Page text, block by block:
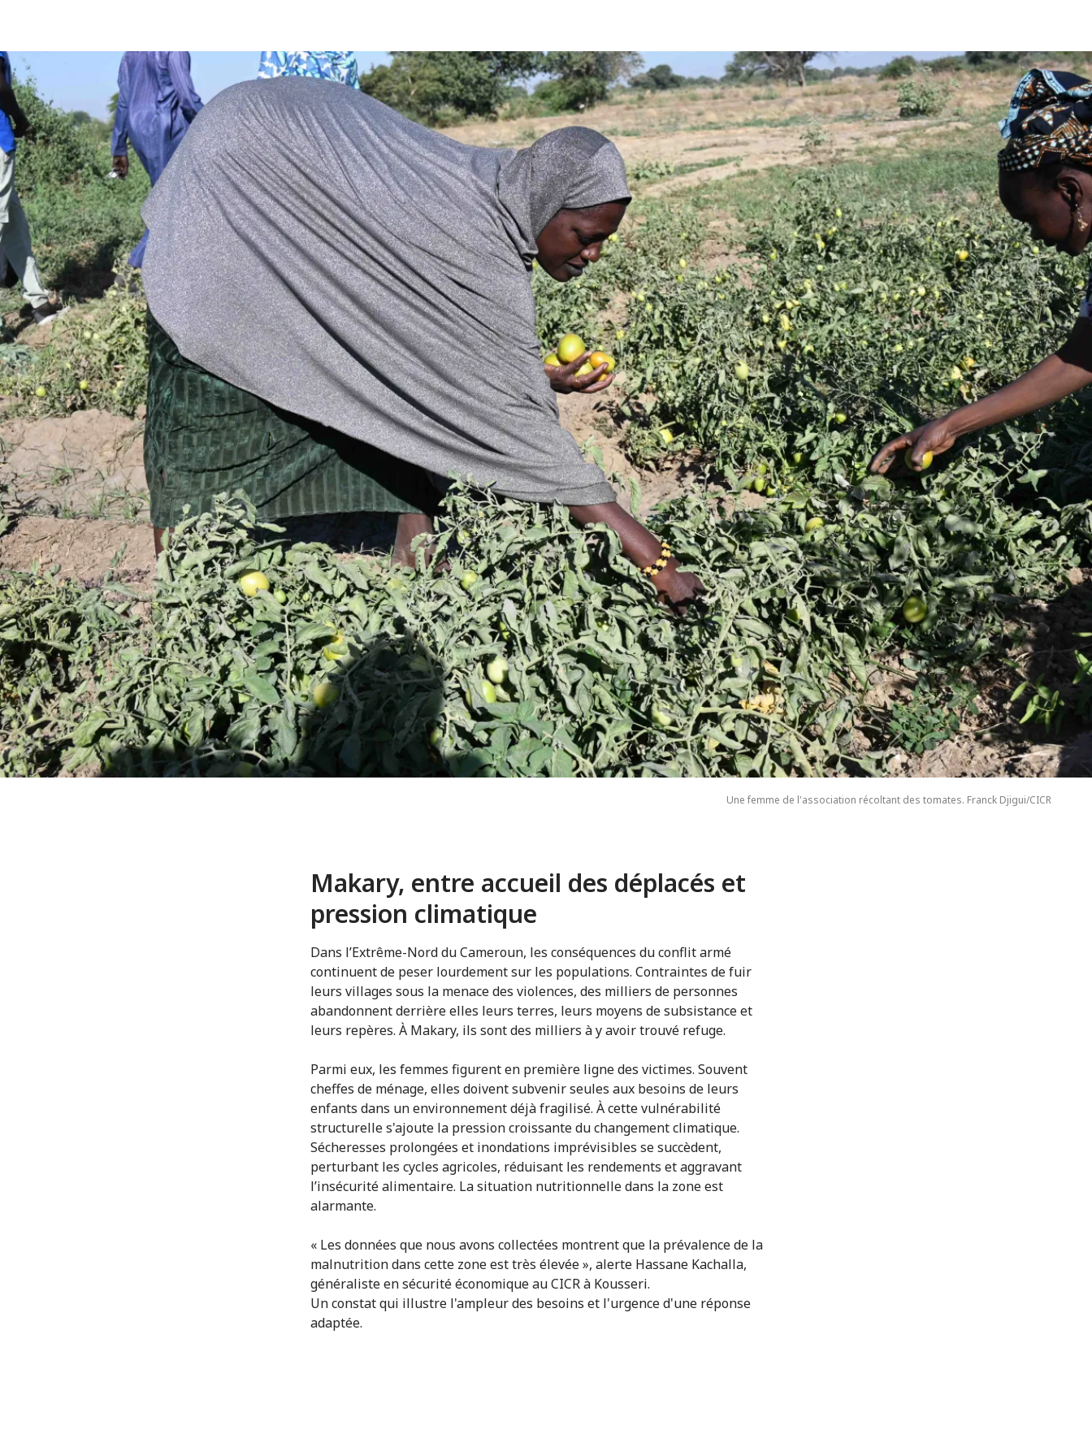
Une femme de l'association récoltant des tomates. Franck Djigui/CICR
Makary, entre accueil des déplacés et
pression climatique
Dans l’Extrême-Nord du Cameroun, les conséquences du conflit armé
continuent de peser lourdement sur les populations. Contraintes de fuir
leurs villages sous la menace des violences, des milliers de personnes
abandonnent derrière elles leurs terres, leurs moyens de subsistance et
leurs repères. À Makary, ils sont des milliers à y avoir trouvé refuge.
Parmi eux, les femmes figurent en première ligne des victimes. Souvent
cheffes de ménage, elles doivent subvenir seules aux besoins de leurs
enfants dans un environnement déjà fragilisé. À cette vulnérabilité
structurelle s'ajoute la pression croissante du changement climatique.
Sécheresses prolongées et inondations imprévisibles se succèdent,
perturbant les cycles agricoles, réduisant les rendements et aggravant
l’insécurité alimentaire. La situation nutritionnelle dans la zone est
alarmante.
« Les données que nous avons collectées montrent que la prévalence de la
malnutrition dans cette zone est très élevée », alerte Hassane Kachalla,
généraliste en sécurité économique au CICR à Kousseri.
Un constat qui illustre l'ampleur des besoins et l'urgence d'une réponse
adaptée.